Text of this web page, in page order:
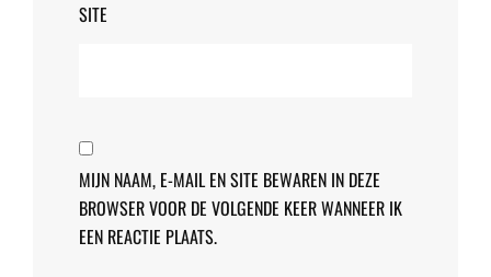
SITE
MIJN NAAM, E-MAIL EN SITE BEWAREN IN DEZE
BROWSER VOOR DE VOLGENDE KEER WANNEER IK
EEN REACTIE PLAATS.